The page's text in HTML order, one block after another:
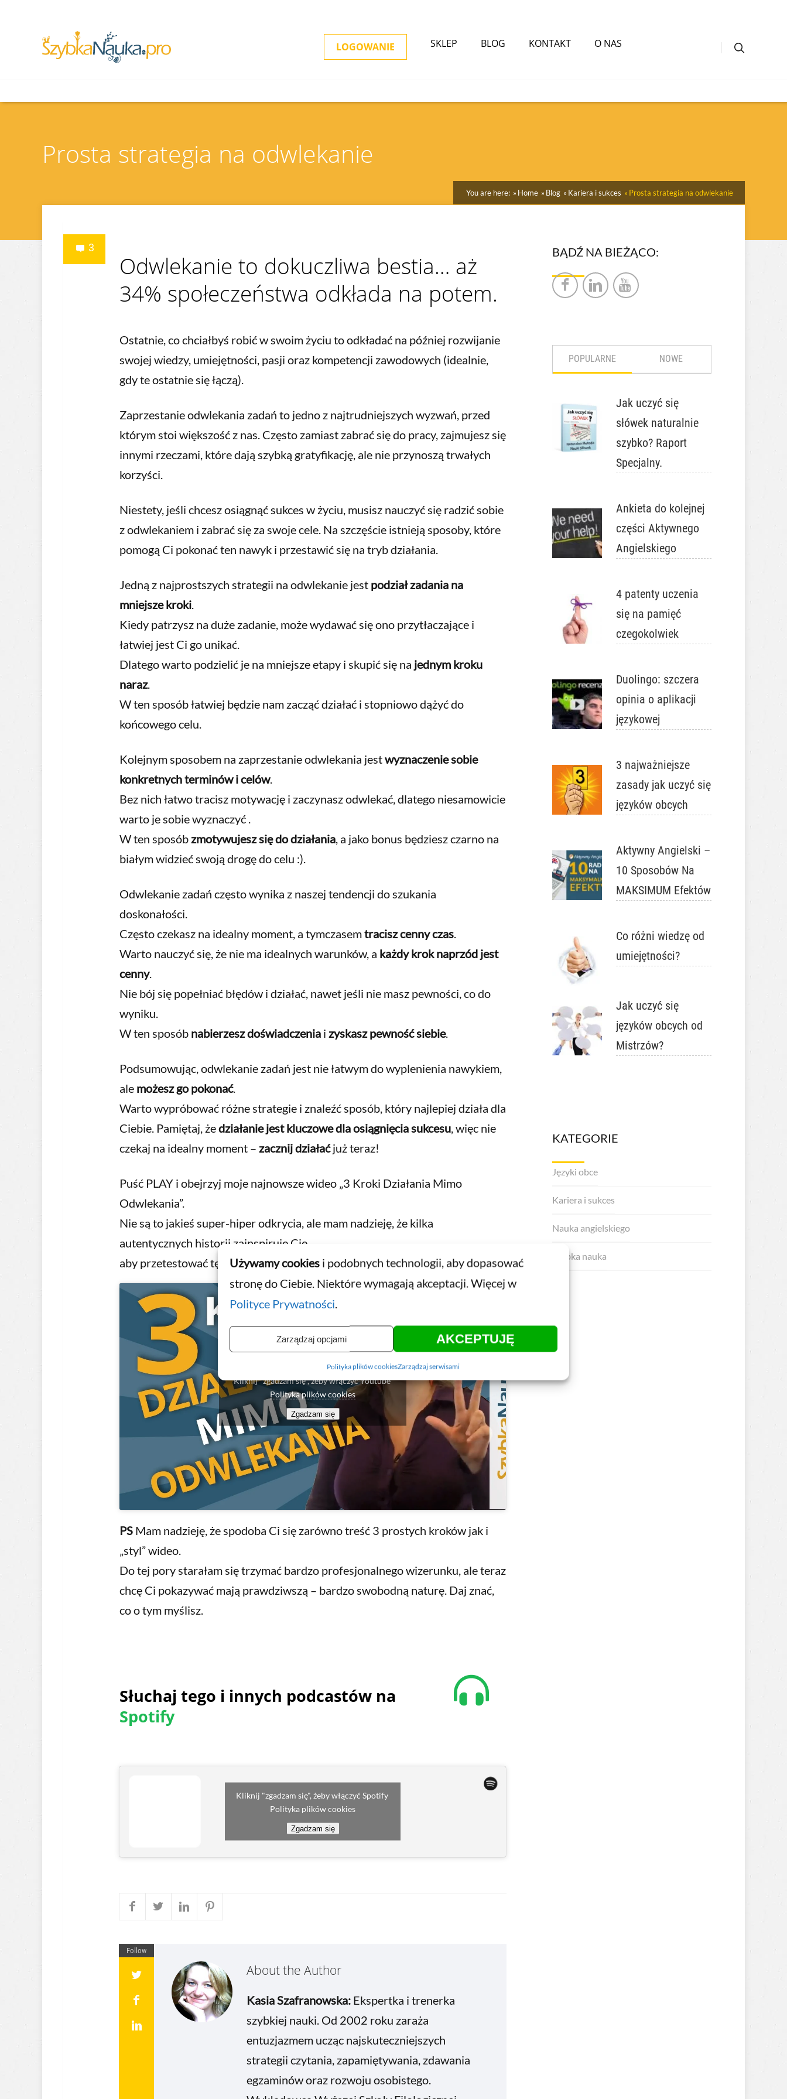
Używamy cookies i podobnych technologii, aby dopasować
stronę do Ciebie. Niektóre wymagają akceptacji. Więcej w
Polityce Prywatności
AKCEPTUJĘ
Zarządzaj opcjami
Polityka plików cookiesZarządzaj serwisami
LOGOWANIE SKLEP BLOG KONTAKT O NAS
Prosta strategia na odwlekanie
You are here: Home Blog Kariera i sukces Prosta strategia na odwlekanie
3
Odwlekanie to dokuczliwa bestia… aż
34% społeczeństwa odkłada na potem.
Ostatnie, co chciałbyś robić w swoim życiu to odkładać na później rozwijanie
swojej wiedzy, umiejętności, pasji oraz kompetencji zawodowych (idealnie,
gdy te ostatnie się łączą).
Zaprzestanie odwlekania zadań to jedno z najtrudniejszych wyzwań, przed
którym stoi większość z nas. Często zamiast zabrać się do pracy, zajmujesz się
innymi rzeczami, które dają szybką gratyfikację, ale nie przynoszą trwałych
korzyści.
Niestety, jeśli chcesz osiągnąć sukces w życiu, musisz nauczyć się radzić sobie
z odwlekaniem i zabrać się za swoje cele. Na szczęście istnieją sposoby, które
pomogą Ci pokonać ten nawyk i przestawić się na tryb działania.
Jedną z najprostszych strategii na odwlekanie jest podział zadania na
mniejsze kroki.
Kiedy patrzysz na duże zadanie, może wydawać się ono przytłaczające i
łatwiej jest Ci go unikać.
Dlatego warto podzielić je na mniejsze etapy i skupić się na jednym kroku
naraz.
W ten sposób łatwiej będzie nam zacząć działać i stopniowo dążyć do
końcowego celu.
Kolejnym sposobem na zaprzestanie odwlekania jestwyznaczenie sobie
konkretnych terminów i celów.
Bez nich łatwo tracisz motywację i zaczynasz odwlekać, dlatego niesamowicie
warto je sobie wyznaczyć .
W ten sposóbzmotywujesz się do działania, a jako bonus będziesz czarno na
białym widzieć swoją drogę do celu :).
Odwlekanie zadań często wynika z naszej tendencji do szukania
doskonałości.
Często czekasz na idealny moment, a tymczasemtracisz cenny czas.
Warto nauczyć się, że nie ma idealnych warunków, a każdy krok naprzód jest
cenny.
Nie bój się popełniać błędów i działać, nawet jeśli nie masz pewności, co do
wyniku.
W ten sposób nabierzesz doświadczenia i zyskasz pewność siebie.
Podsumowując, odwlekanie zadań jest nie łatwym do wyplenienia nawykiem,
ale możesz go pokonać.
Warto wypróbować różne strategie i znaleźć sposób, który najlepiej działa dla
Ciebie. Pamiętaj, żedziałanie jest kluczowe dla osiągnięcia sukcesu, więc nie
czekaj na idealny moment – zacznij działaćjuż teraz!
Puść PLAY i obejrzyj moje najnowsze wideo „3 Kroki Działania Mimo
Odwlekania”.
Nie są to jakieś super-hiper odkrycia, ale mam nadzieję, że kilka
autentycznych historii zainspiruje Cię,
aby przetestować tę prostą strategię.
Kliknij "zgadzam się", żeby włączyć Youtube
Polityka plików cookies
Zgadzam się
PS Mam nadzieję, że spodoba Ci się zarówno treść 3 prostych kroków jak i
„styl” wideo.
Do tej pory starałam się trzymać bardzo profesjonalnego wizerunku, ale teraz
chcę Ci pokazywać mają prawdziwszą – bardzo swobodną naturę. Daj znać,
co o tym myślisz.
Słuchaj tego i innych podcastów na
Spotify
Kliknij "zgadzam się", żeby włączyć Spotify
Polityka plików cookies
Zgadzam się
Follow
About the Author
Kasia Szafranowska:Ekspertka i trenerka
szybkiej nauki. Od 2002 roku zaraża
entuzjazmem ucząc najskuteczniejszych
strategii czytania, zapamiętywania, zdawania
egzaminów oraz rozwoju osobistego.
BĄDŹ NA BIEŻĄCO:
POPULARNE NOWE
Jak uczyć się
słówek naturalnie
szybko? Raport
Specjalny.
Ankieta do kolejnej
części Aktywnego
Angielskiego
4 patenty uczenia
się na pamięć
czegokolwiek
Duolingo: szczera
opinia o aplikacji
językowej
3 najważniejsze
zasady jak uczyć się
języków obcych
Aktywny Angielski –
10 Sposobów Na
MAKSIMUM Efektów
Co różni wiedzę od
umiejętności?
Jak uczyć się
języków obcych od
Mistrzów?
KATEGORIE
Języki obce
Kariera i sukces
Nauka angielskiego
Szybka nauka